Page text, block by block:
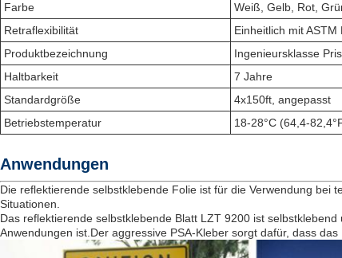
Farbe
Weiß, Gelb, Rot,
Retraflexibilität
Einheitlich mit ASTM
Produktbezeichnung
Ingenieursklasse
Haltbarkeit
7 Jahre
Standardgröße
4x150ft, angepasst
Betriebstemperatur
18-28°C (64,4-
Anwendungen
Die reflektierende selbstklebende Folie ist für die Verwendung
Situationen.
Das reflektierende selbstklebende Blatt LZT 9200 ist
Anwendungen ist.Der aggressive PSA-Kleber sorgt dafür, dass